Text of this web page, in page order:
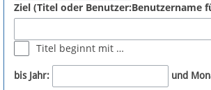
Newsletter
Ziel (Titel oder Benutzer:Benutzername
Titel beginnt mit …
bis Jahr: und